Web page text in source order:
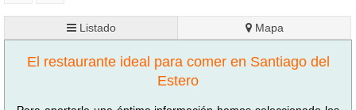
Listado Mapa
El restaurante ideal para comer en Santiago del
Estero